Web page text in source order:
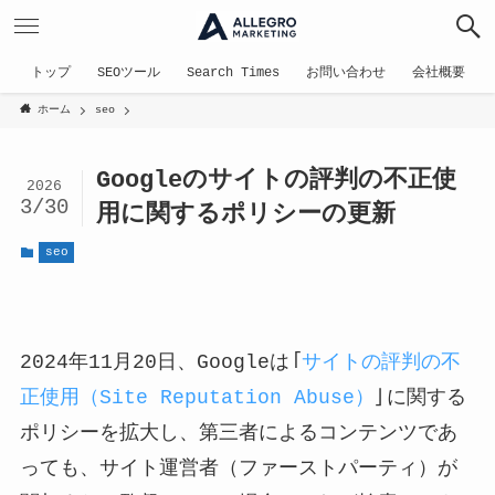
トップ SEOツール Search Times お問い合わせ 会社概要
ホーム seo
Googleのサイトの評判の不正使
用に関するポリシーの更新
2026
3/30
seo
2024年11月20日、Googleは「 サイトの評判の不
正使用（Site Reputation Abuse）
」に関する
ポリシーを拡大し、第三者によるコンテンツであ
っても、サイト運営者（ファーストパーティ）が